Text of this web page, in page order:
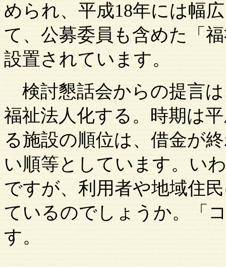
められ、平成18年には幅
て、公募委員も含めた「
設置されています。
検討懇話会からの提言
福祉法人化する。時期は
る施設の順位は、借金が
い順等としています。い
ですが、利用者や地域住
ているのでしょうか。「
す。